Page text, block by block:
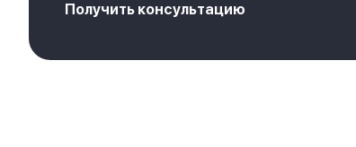
Получить консультацию